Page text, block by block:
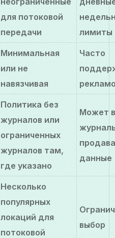
для потоковой
передачи
лимиты
Минимальная
или не
навязчивая
Часто
Политика без
журналов или
ограниченных
журналов там,
где указано
Может
данные
Несколько
популярных
локаций для
потоковой
выбор